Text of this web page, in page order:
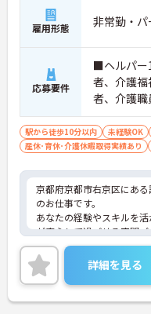
【独自の特別報酬制度に
見込めます】
ークを評価する特別報酬
ます。
・目に見える形で日々の
ることで、高いモチベー
【自分らしいスタイルを
いペースで働けます】
ないため、ご自身の個性
れます。
・月平均残業時間が少なく
ュ休暇も取得できる環境
きます。
【手厚い資格取得支援や
心感が得られます】
されているため、働きな
雇用形態 非常勤・パ
応募要件
■ヘルパー
者、介護
者、介護
の資格 ■
駅から徒歩10分以内 未経験OK
産休･育休･介護休暇取得実績あり
京都府京都市右京区にあ
のお仕事です。
あなたの経験やスキルを
が安心して過ごせる空間
ませんか？
ご興味ある方には、面接対
詳細をお話しいたします
い。
詳細を見る